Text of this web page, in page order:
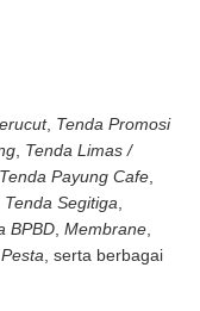
, Tenda Promosi
Tenda Limas /
Tenda Payung Cafe
Tenda Segitiga
BPBD Membrane
, serta berbagai